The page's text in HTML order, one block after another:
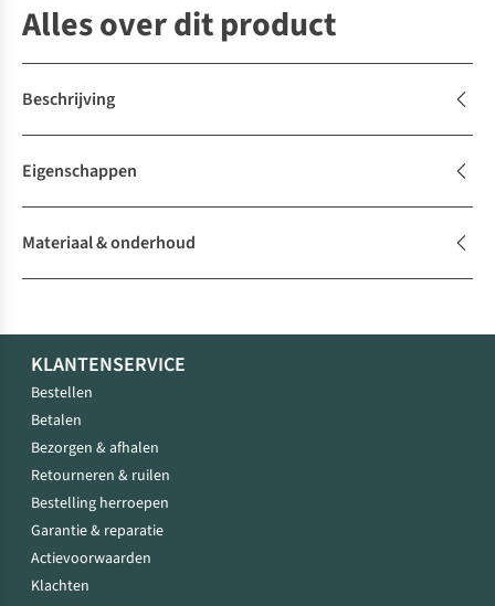
Alles over dit product
Beschrijving
Eigenschappen
Materiaal & onderhoud
KLANTENSERVICE
Bestellen
Betalen
Bezorgen & afhalen
Retourneren & ruilen
Bestelling herroepen
Garantie & reparatie
Actievoorwaarden
Klachten